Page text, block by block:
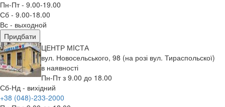
Пн-Пт - 9.00-19.00
Сб - 9.00-18.00
Вс - выходной
Придбати
ЦЕНТР МIСТА
вул. Новосельського, 98 (на розі вул. Тираспольскої)
в наявності
Пн-Пт з 9.00 до 18.00
Сб-Нд - вихідний
+38 (048)-233-2000